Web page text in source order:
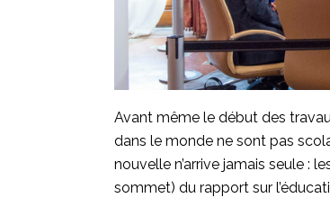
Avant même le début des
dans le monde ne sont pas
nouvelle n’arrive jamais seule :
sommet) du rapport sur